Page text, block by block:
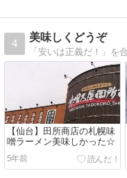
4
美味しくどうぞ
【仙台】田所商店の札幌味
噌ラーメン美味しかった☆
5年前